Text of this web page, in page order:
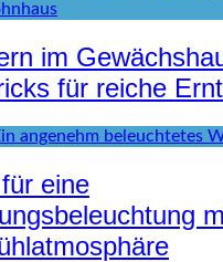
im
für reiche
eine